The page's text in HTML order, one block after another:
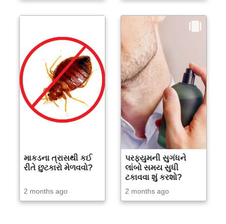
માકડના ત્રાસથી કઈ
રીતે છુટકારો મેળવવો?
2 months ago
પરફ્યુમની સુગંધને
લાંબો સમય સુધી
ટકાવવા શું કરશો?
2 months ago